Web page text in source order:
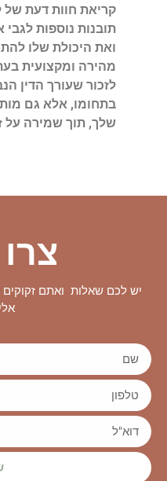
קריאת חוות דעת של
תובנות נוספות
ואת היכולת שלו
מהירה ומקצועית
לזכור שעורך הדין
בתחומו, אלא גם
שלך, תוך שמירה על
יש לכם שאלות ואתם זקוקים